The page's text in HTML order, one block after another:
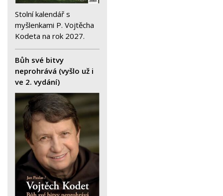
Stolní kalendář s
myšlenkami P. Vojtěcha
Kodeta na rok 2027.
Bůh své bitvy
neprohrává (vyšlo už i
ve 2. vydání)